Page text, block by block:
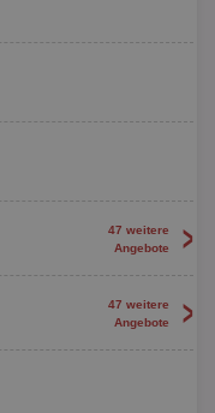
47 weitere
Angebote
>
47 weitere
Angebote
>